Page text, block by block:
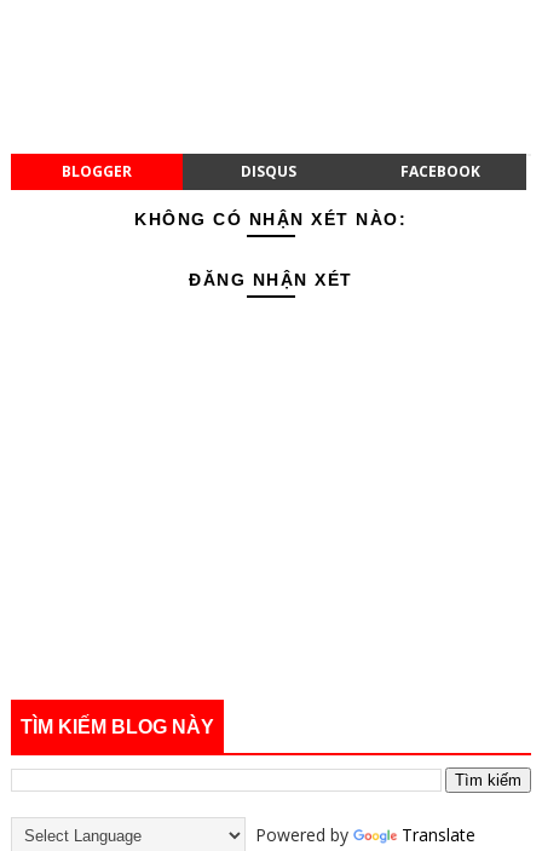
BLOGGER DISQUS FACEBOOK
KHÔNG CÓ NHẬN XÉT NÀO:
ĐĂNG NHẬN XÉT
TÌM KIẾM BLOG NÀY
Powered by Translate